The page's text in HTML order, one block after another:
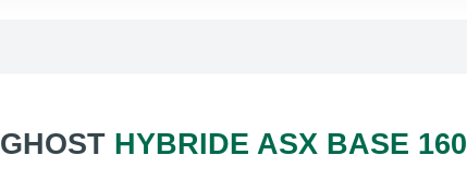
GHOST HYBRIDE ASX BASE 160